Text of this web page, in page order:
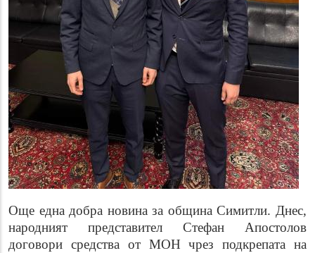
Още една добра новина за община Симитли. Днес,
народният представител Стефан Апостолов
договори средства от МОН чрез подкрепата на